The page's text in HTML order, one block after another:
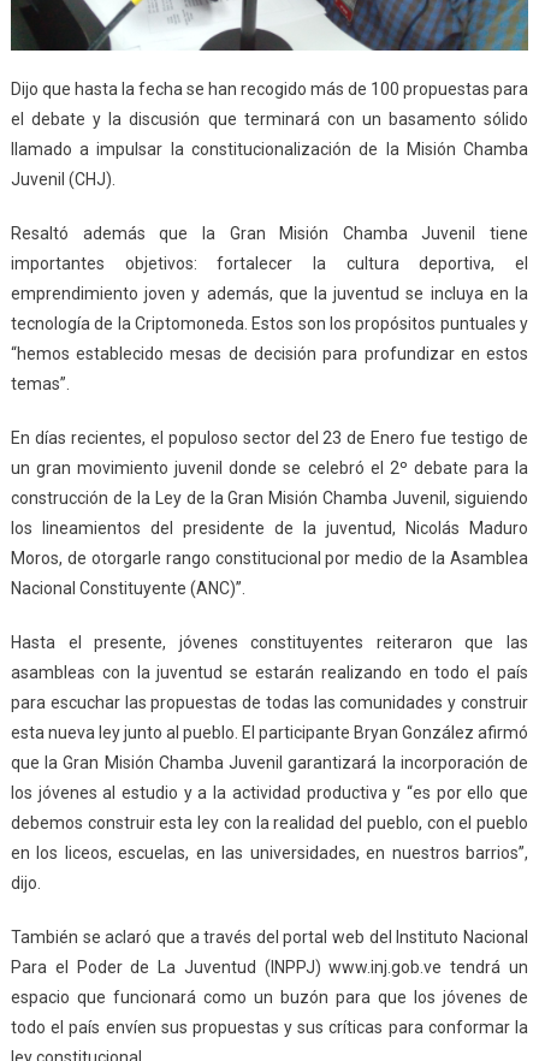
Dijo que hasta la fecha se han recogido más de 100 propuestas para
el debate y la discusión que terminará con un basamento sólido
llamado a impulsar la constitucionalización de la Misión Chamba
Juvenil (CHJ).
Resaltó además que la Gran Misión Chamba Juvenil tiene
importantes objetivos: fortalecer la cultura deportiva, el
emprendimiento joven y además, que la juventud se incluya en la
tecnología de la Criptomoneda. Estos son los propósitos puntuales y
“hemos establecido mesas de decisión para profundizar en estos
temas”.
En días recientes, el populoso sector del 23 de Enero fue testigo de
un gran movimiento juvenil donde se celebró el 2º debate para la
construcción de la Ley de la Gran Misión Chamba Juvenil, siguiendo
los lineamientos del presidente de la juventud, Nicolás Maduro
Moros, de otorgarle rango constitucional por medio de la Asamblea
Nacional Constituyente (ANC)”.
Hasta el presente, jóvenes constituyentes reiteraron que las
asambleas con la juventud se estarán realizando en todo el país
para escuchar las propuestas de todas las comunidades y construir
esta nueva ley junto al pueblo. El participante Bryan González afirmó
que la Gran Misión Chamba Juvenil garantizará la incorporación de
los jóvenes al estudio y a la actividad productiva y “es por ello que
debemos construir esta ley con la realidad del pueblo, con el pueblo
en los liceos, escuelas, en las universidades, en nuestros barrios”,
dijo.
También se aclaró que a través del portal web del Instituto Nacional
Para el Poder de La Juventud (INPPJ) www.inj.gob.ve tendrá un
espacio que funcionará como un buzón para que los jóvenes de
todo el país envíen sus propuestas y sus críticas para conformar la
ley constitucional.